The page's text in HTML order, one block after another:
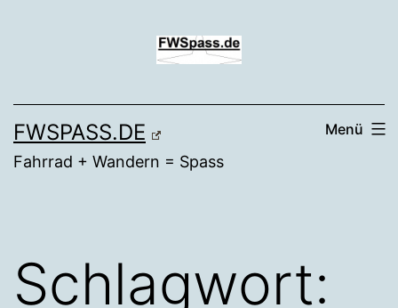
FWSPASS.DE
Fahrrad + Wandern = Spass
Menü
Schlagwort: